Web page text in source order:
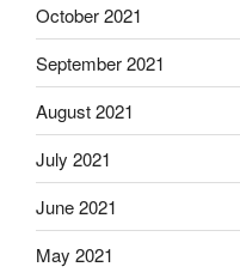
October 2021
September 2021
August 2021
July 2021
June 2021
May 2021